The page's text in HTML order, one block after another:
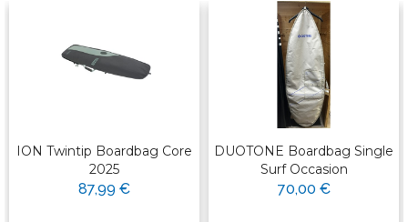
ION Twintip Boardbag Core
2025
87,99 €
DUOTONE Boardbag Single
Surf Occasion
70,00 €